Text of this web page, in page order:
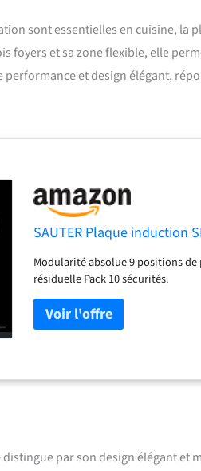
sont essentielles en cuisine, la
foyers et sa zone flexible, elle
et design élégant,
SAUTER Plaque induction
Modularité absolue 9 positions
résiduelle Pack 10 sécurités.
par son design élégant et